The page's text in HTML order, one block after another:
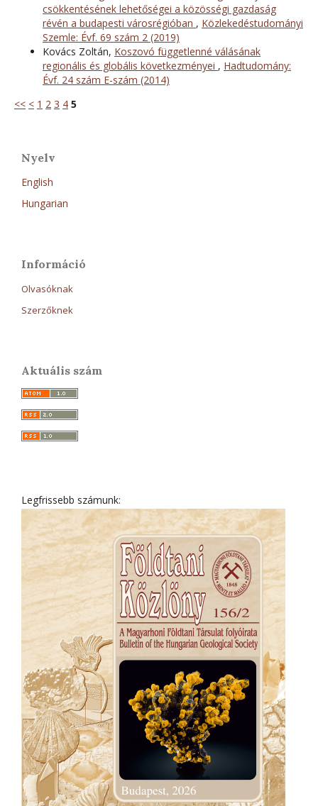
csökkentésének lehetőségei a közösségi gazdaság
révén a budapesti városrégióban , Közlekedéstudományi
Szemle: Évf. 69 szám 2 (2019)
Kovács Zoltán, Koszovó függetlenné válásának
regionális és globális következményei , Hadtudomány:
Évf. 24 szám E-szám (2014)
<< < 1 2 3 4 5
Nyelv
English
Hungarian
Információ
Olvasóknak
Szerzőknek
Aktuális szám
Legfrissebb számunk: